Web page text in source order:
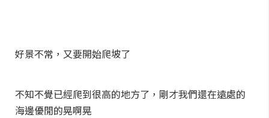
好景不常，又要開始爬坡了
不知不覺已經爬到很高的地方了，剛才我們還在遠處的
海邊優閒的晃啊晃